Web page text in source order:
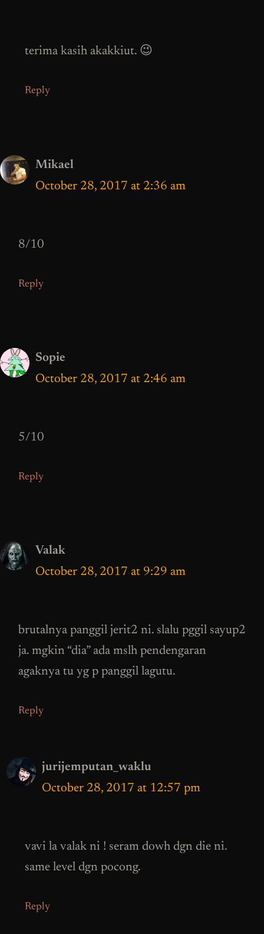
terima kasih akakkiut. 😉
Reply
Mikael
October 28, 2017 at 2:36 am
8/10
Reply
Sopie
October 28, 2017 at 2:46 am
5/10
Reply
Valak
October 28, 2017 at 9:29 am
brutalnya panggil jerit2 ni. slalu pggil sayup2
ja. mgkin “dia” ada mslh pendengaran
agaknya tu yg p panggil lagutu.
Reply
jurijemputan_waklu
October 28, 2017 at 12:57 pm
vavi la valak ni ! seram dowh dgn die ni.
same level dgn pocong.
Reply